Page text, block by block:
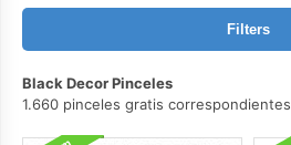
Filters
Black Decor Pinceles
1.660 pinceles gratis correspondientes